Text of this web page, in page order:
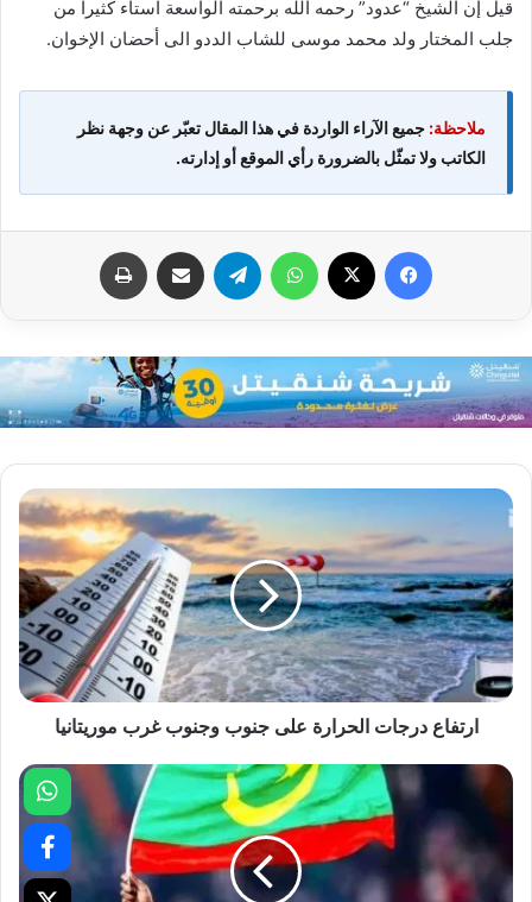
قيل إن الشيخ “عدود” رحمه الله برحمته الواسعة استاء كثيرا من
جلب المختار ولد محمد موسى للشاب الددو الى أحضان الإخوان.
ملاحظة: جميع الآراء الواردة في هذا المقال تعبّر عن وجهة نظر
الكاتب ولا تمثّل بالضرورة رأي الموقع أو إدارته.
فيسبوك واتساب تيلقرام مشاركة عبر البريد
ارتفاع درجات الحرارة على جنوب وجنوب غرب موريتانيا